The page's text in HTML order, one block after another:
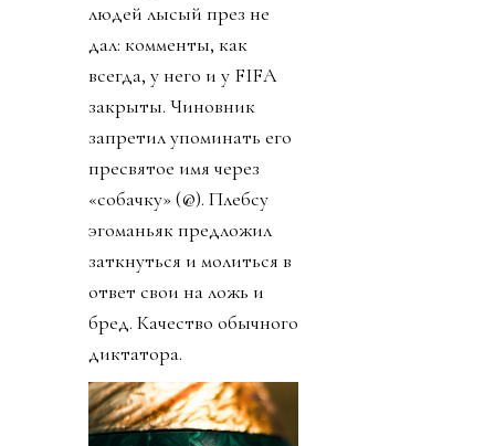
людей лысый през не
дал: комменты, как
всегда, у него и у FIFA
закрыты. Чиновник
запретил упоминать его
пресвятое имя через
«собачку» (@). Плебсу
эгоманьяк предложил
заткнуться и молиться в
ответ свои на ложь и
бред. Качество обычного
диктатора.